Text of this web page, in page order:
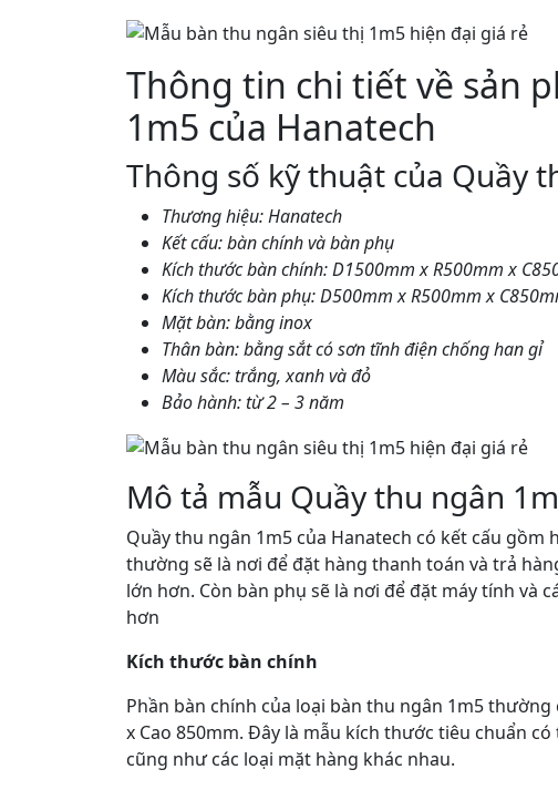
Thông tin chi tiết về sản
1m5 của Hanatech
Thông số kỹ thuật của Quầy
Thương hiệu: Hanatech
Kết cấu: bàn chính và bàn phụ
Kích thước bàn chính: D1500mm x R500mm x
Kích thước bàn phụ: D500mm x R500mm x
Mặt bàn: bằng inox
Thân bàn: bằng sắt có sơn tĩnh điện chống han gỉ
Màu sắc: trắng, xanh và đỏ
Bảo hành: từ 2 – 3 năm
Mô tả mẫu Quầy thu ngân
Quầy thu ngân 1m5 của Hanatech có kết cấu gồm
thường sẽ là nơi để đặt hàng thanh toán và trả
lớn hơn. Còn bàn phụ sẽ là nơi để đặt máy tính và
hơn
Kích thước bàn chính
Phần bàn chính của loại bàn thu ngân 1m5
x Cao 850mm. Đây là mẫu kích thước tiêu chuẩn
cũng như các loại mặt hàng khác nhau.